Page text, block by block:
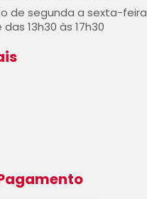
de segunda a sexta-feira
13h30 às 17h30